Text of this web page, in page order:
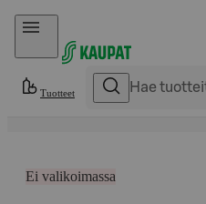
Hyppää sisältöön
Tuotteet
Ei valikoimassa